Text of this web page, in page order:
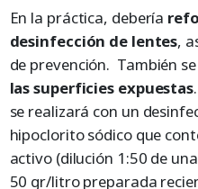
En la práctica, debería
desinfección de lentes,
de prevención. También
las superficies expuestas
se realizará con un
hipoclorito sódico que
activo (dilución 1:50 de
50 gr/litro preparada